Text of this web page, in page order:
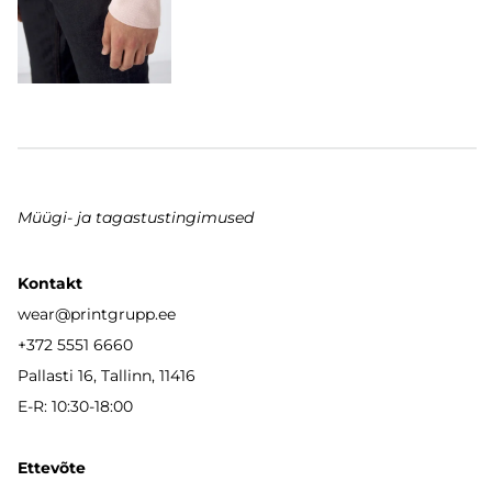
Müügi- ja tagastustingimused
Kontakt
wear@printgrupp.ee
+372 5551 6660
Pallasti 16, Tallinn, 11416
E-R: 10:30-18:00
Ettevõte